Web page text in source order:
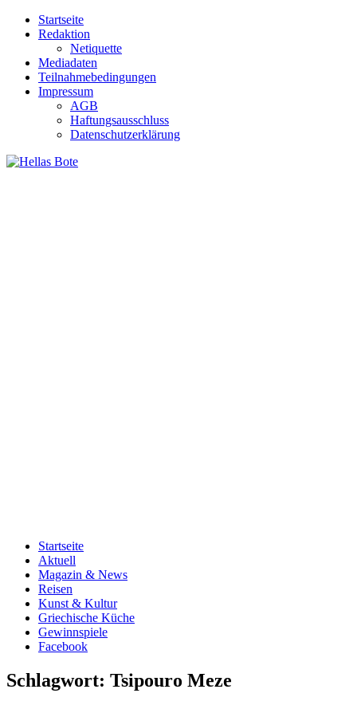
Zum
Inhalt
Startseite
Redaktion
Netiquette
Mediadaten
Teilnahmebedingungen
Impressum
AGB
Haftungsausschluss
Datenschutzerklärung
Startseite
Aktuell
Magazin & News
Reisen
Kunst & Kultur
Griechische Küche
Gewinnspiele
Facebook
Schlagwort: Tsipouro Meze